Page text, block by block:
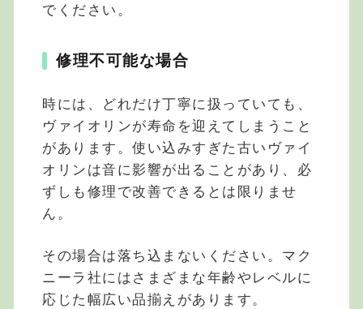
でください。
修理不可能な場合
時には、どれだけ丁寧に扱っていても、
ヴァイオリンが寿命を迎えてしまうこと
があります。使い込みすぎた古いヴァイ
オリンは音に影響が出ることがあり、必
ずしも修理で改善できるとは限りませ
ん。
その場合は落ち込まないください。マク
ニーラ社にはさまざまな年齢やレベルに
応じた幅広い品揃えがあります。